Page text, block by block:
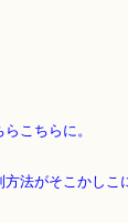
こちらに。
方法がそこかしこ